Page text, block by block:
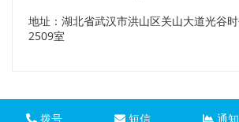
地址：湖北省武汉市洪山区关山大道光谷
2509室
拨号 短信 通知